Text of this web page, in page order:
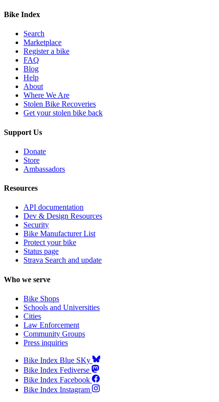
Bike Index
Search
Marketplace
Register a bike
FAQ
Blog
Help
About
Where We Are
Stolen Bike Recoveries
Get your stolen bike back
Support Us
Donate
Store
Ambassadors
Resources
API documentation
Dev & Design Resources
Security
Bike Manufacturer List
Protect your bike
Status page
Strava Search and update
Who we serve
Bike Shops
Schools and Universities
Cities
Law Enforcement
Community Groups
Press inquiries
Bike Index Blue SKy
Bike Index Fediverse
Bike Index Facebook
Bike Index Instagram